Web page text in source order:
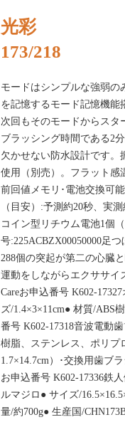
光彩
173/218
モードはシンプルな強弱の
を記憶するモード記憶機能
次回もそのモードからスタ
ブラッシング時間である2
欠かせない防水設計です。
使用（別売）。フラット感
前回値メモリ･電池交換可
（目安）:予測約20秒、実
コイン型リチウム電池1個
号:225ACBZX00050000足
288個の突起が第二の心臓
運動をしながらエクササイ
Careお申込番号 K602-
ズ/1.4×3×11cm● 材質/ABS
番号 K602-17318音波電動
樹脂、ステンレス、ポリプ
1.7×14.7cm）･交換用歯ブ
お申込番号 K602-17336鉄
ルマジロ● サイズ/
量/約700g● 生産国/